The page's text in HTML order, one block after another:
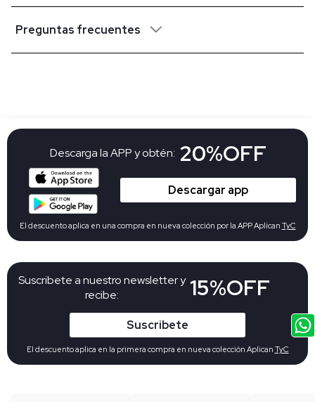
Preguntas frecuentes
Suscribete a nuestro newsletter y
recibe:
15%OFF
Suscribete
El descuento aplica en la primera compra en nueva colección Aplican TyC
Descarga la APP y obtén: 20%OFF
Descargar app
El descuento aplica en una compra en nueva colección por la APP Aplican TyC